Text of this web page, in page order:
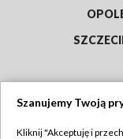
Szanujemy Twoją
Kliknij "Akceptuję i